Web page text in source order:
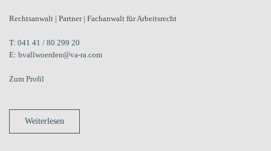
Rechtsanwalt | Partner | Fachanwalt für Arbeitsrecht
T: 041 41 / 80 299 20
E: bvallwoerden@va-ra.com
Zum Profil
Weiterlesen